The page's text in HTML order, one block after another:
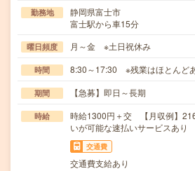
勤務地
静岡県富士市
富士駅から車15分
曜日頻度 月～金 ※土日祝休み
時間 8:30～17:30 ※残業はほとんど
期間 【急募】即日～長期
時給
時給1300円＋交 【月収例】
いが可能な速払いサービスあり
交通費
交通費支給あり